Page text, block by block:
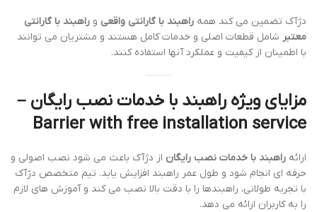
دژآک تضمین می کند همه راهبند با گارانتی واقعی و راهبند با گارانتی
معتبر شامل قطعات اصلی و خدمات کامل هستند و مشتریان می توانند
با اطمینان از کیفیت و عملکرد آنها استفاده کنند.
مزایای ویژه راهبند با خدمات نصب رایگان –
Barrier with free installation service
ارائه راهبند با خدمات نصب رایگان از دژآک باعث می شود نصب اصولی و
حرفه ای انجام شود و طول عمر راهبند افزایش یابد. تیم متخصص دژآک
با تجربه طولانی، راهبندها را با دقت بالا نصب می کند و آموزش های لازم
را به کاربران ارائه می دهد.